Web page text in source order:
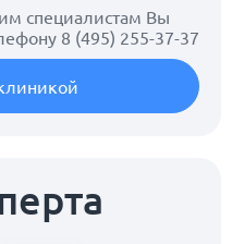
специалистам Вы
8 (495) 255-37-37